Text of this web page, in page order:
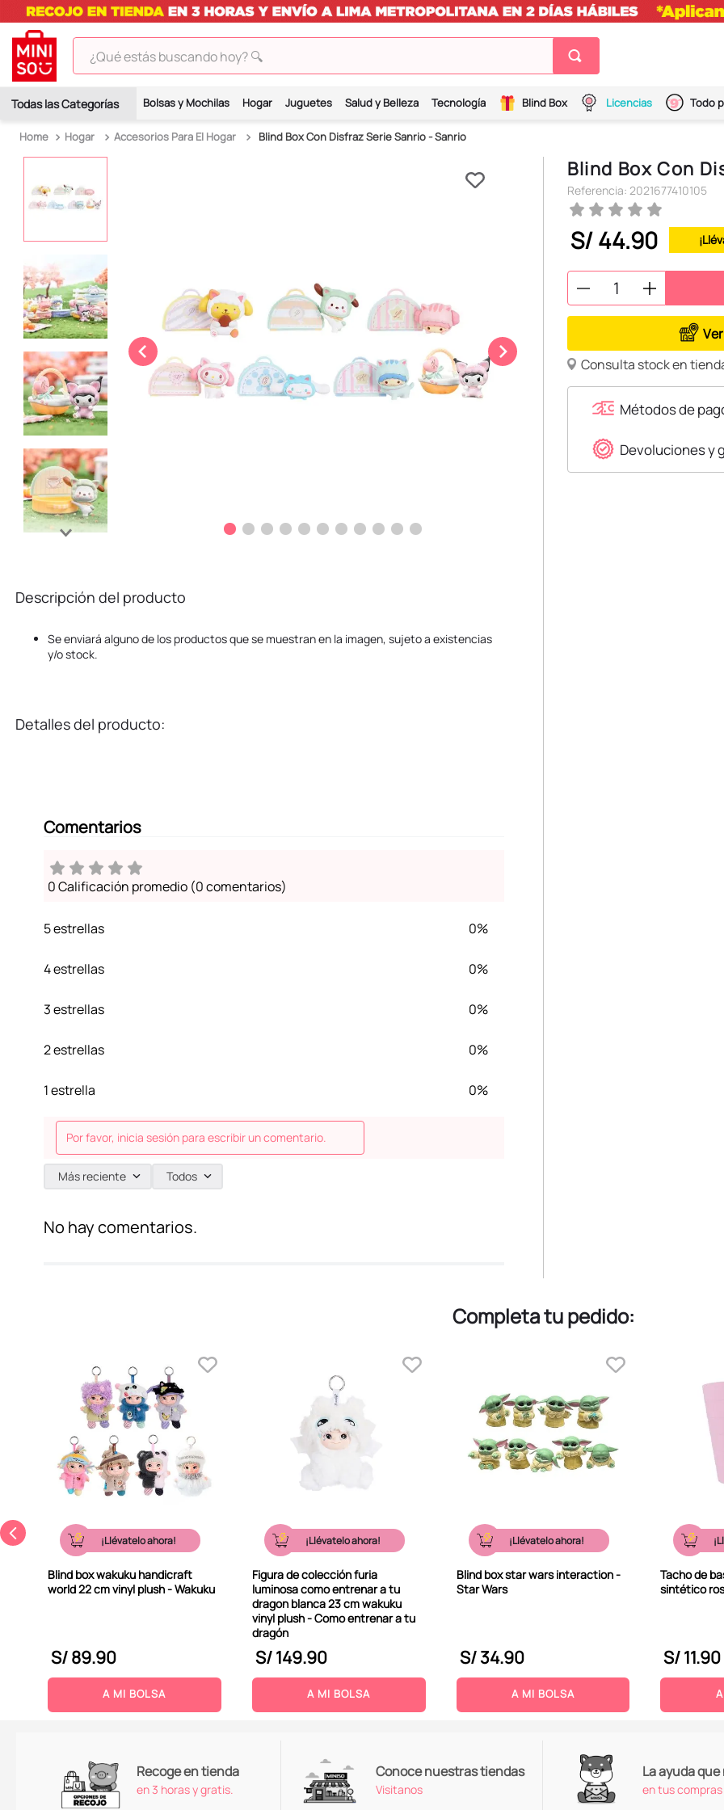
¿Qué estás buscando hoy? 🔍
Bolsas y Mochilas Hogar Juguetes Salud y Belleza Tecnología Blind Box Licencias Todo
Hogar Accesorios Para El Hogar Blind Box Con Disfraz Serie Sanrio - Sanrio
Descripción del producto
Se enviará alguno de los productos que se muestran en la imagen, sujeto a existencias
y/o stock.
Detalles del producto:
Comentarios
0 Calificación promedio (0 comentarios)
5 estrellas 0%
4 estrellas 0%
3 estrellas 0%
2 estrellas 0%
1 estrella 0%
Por favor, inicia sesión para escribir un comentario.
Más reciente Todos
No hay comentarios.
Blind Box Con
Referencia: 2021677410105
S/44.90
Consulta stock en
Métodos de
Devoluciones y
Completa tu pedido:
¡Llévatelo ahora!
Blind box wakuku handicraft
world 22 cm vinyl plush - Wakuku
S/89.90
A MI BOLSA
¡Llévatelo ahora!
Figura de colección furia
luminosa como entrenar a tu
dragon blanca 23 cm wakuku
vinyl plush - Como entrenar a tu
dragón
S/149.90
A MI BOLSA
¡Llévatelo ahora!
Blind box star wars interaction -
Star Wars
S/34.90
A MI BOLSA
Tacho de
sintético
S/11.90
Recoge en tienda
en 3 horas y gratis.
Conoce nuestras tiendas
Visitanos
La ayuda
en tus compras
2.
hello kitty
.
tomatodo
stitch
peluche
10. kuromi